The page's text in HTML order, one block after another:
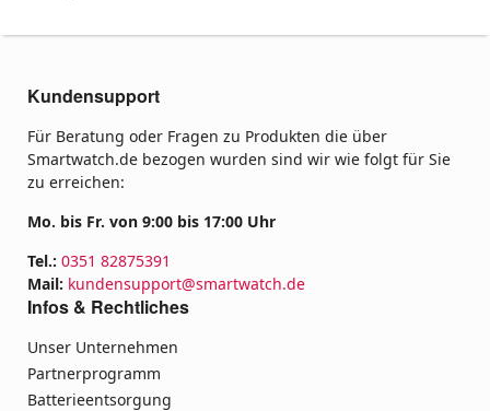
Kundensupport
Für Beratung oder Fragen zu Produkten die über
Smartwatch.de bezogen wurden sind wir wie folgt für Sie
zu erreichen:
Mo. bis Fr. von 9:00 bis 17:00 Uhr
Tel.: 0351 82875391
Mail: kundensupport@smartwatch.de
Infos & Rechtliches
Unser Unternehmen
Partnerprogramm
Batterieentsorgung